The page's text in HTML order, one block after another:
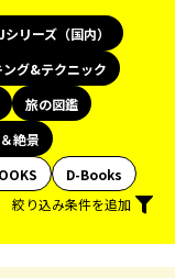
リーズ（国内）
ング&テクニック
旅の図鑑
絶景
D-Books
絞り込み条件を追加